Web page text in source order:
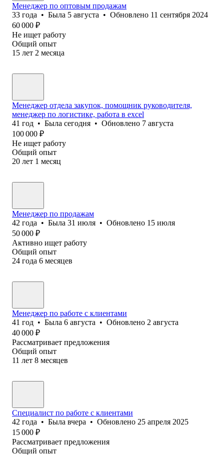
Менеджер по оптовым продажам
33 года • Была 5 августа • Обновлено 11 сентября 2024
60 000 ₽
Не ищет работу
Общий опыт
15 лет 2 месяца
Менеджер отдела закупок, помощник руководителя,
менеджер по логистике, работа в excel
41 год • Была сегодня • Обновлено 7 августа
100 000 ₽
Не ищет работу
Общий опыт
20 лет 1 месяц
Менеджер по продажам
42 года • Была 31 июля • Обновлено 15 июля
50 000 ₽
Активно ищет работу
Общий опыт
24 года 6 месяцев
Менеджер по работе с клиентами
41 год • Была 6 августа • Обновлено 2 августа
40 000 ₽
Рассматривает предложения
Общий опыт
11 лет 8 месяцев
Специалист по работе с клиентами
42 года • Была вчера • Обновлено 25 апреля 2025
15 000 ₽
Рассматривает предложения
Общий опыт